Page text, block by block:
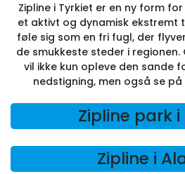
Zipline i Tyrkiet er en ny form
et aktivt og dynamisk ekstremt
føle sig som en fri fugl, der
de smukkeste steder i
vil ikke kun opleve den sande
nedstigning, men også se
Zipline park i
Zipline i